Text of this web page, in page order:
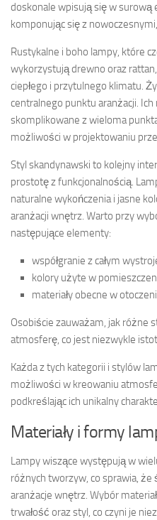
doskonale wpisują się w surową
komponując się z
Rustykalne i boho lampy, które
wykorzystują drewno oraz
ciepłego i przytulnego klimatu.
centralnego punktu aranżacji.
skomplikowane z wieloma
możliwości w projektowaniu
Styl skandynawski to kolejny
prostotę z funkcjonalnością.
naturalne wykończenia i jasne
aranżacji wnętrz. Warto przy
następujące elementy:
współgranie z całym
kolory użyte w
materiały obecne w
Osobiście zauważam, jak różne
atmosferę, co jest niezwykle
Każda z tych kategorii i stylów
możliwości w kreowaniu
podkreślając ich unikalny
Materiały i formy
Lampy wiszące występują w
różnych tworzyw, co sprawia,
aranżacje wnętrz. Wybór
trwałość oraz styl, co czyni je